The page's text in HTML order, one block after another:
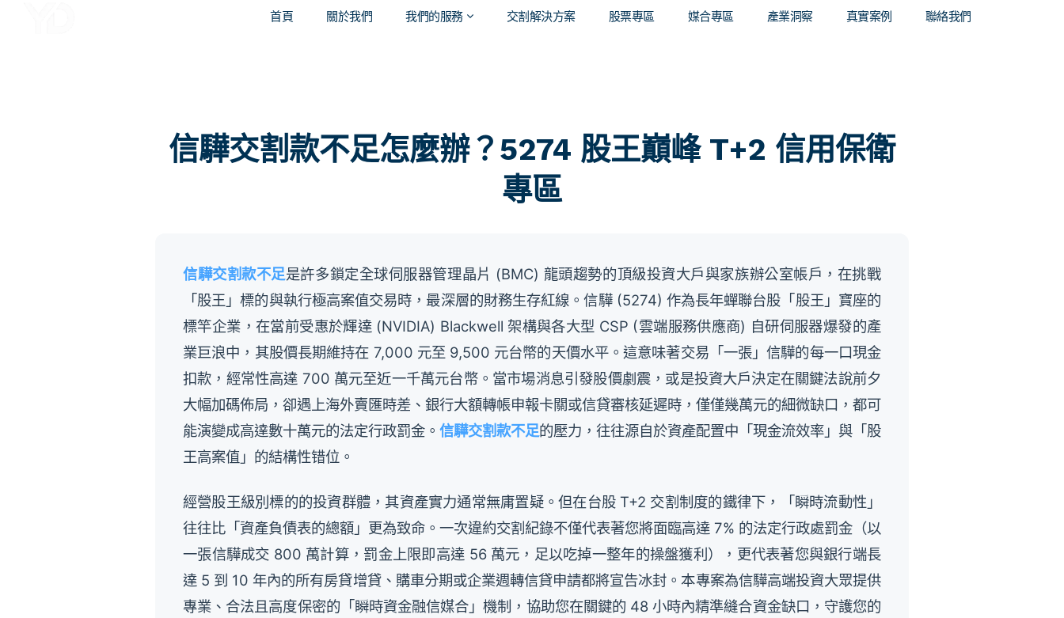
首頁 關於我們 我們的服務 交割解決方案 股票專區 媒合專區 產業洞察 真實案例 聯絡我們
信驊交割款不足怎麼辦？5274 股王巔峰 T+2 信用保衛
專區
信驊交割款不足是許多鎖定全球伺服器管理晶片 (BMC) 龍頭趨勢的頂級投資大戶與家族辦公室帳戶，在挑戰
「股王」標的與執行極高案值交易時，最深層的財務生存紅線。信驊 (5274) 作為長年蟬聯台股「股王」寶座的
標竿企業，在當前受惠於輝達 (NVIDIA) Blackwell 架構與各大型 CSP (雲端服務供應商) 自研伺服器爆發的產
業巨浪中，其股價長期維持在 7,000 元至 9,500 元台幣的天價水平。這意味著交易「一張」信驊的每一口現金
扣款，經常性高達 700 萬元至近一千萬元台幣。當市場消息引發股價劇震，或是投資大戶決定在關鍵法說前夕
大幅加碼佈局，卻遇上海外賣匯時差、銀行大額轉帳申報卡關或信貸審核延遲時，僅僅幾萬元的細微缺口，都可
能演變成高達數十萬元的法定行政罰金。 信驊交割款不足的壓力，往往源自於資產配置中「現金流效率」與「股
王高案值」的結構性错位。
經營股王級別標的的投資群體，其資產實力通常無庸置疑。但在台股 T+2 交割制度的鐵律下，「瞬時流動性」
往往比「資產負債表的總額」更為致命。一次違約交割紀錄不僅代表著您將面臨高達 7% 的法定行政處罰金（以
一張信驊成交 800 萬計算，罰金上限即高達 56 萬元，足以吃掉一整年的操盤獲利），更代表著您與銀行端長
達 5 到 10 年內的所有房貸增貸、購車分期或企業週轉信貸申請都將宣告冰封。本專案為信驊高端投資大眾提供
專業、合法且高度保密的「瞬時資金融信媒合」機制，協助您在關鍵的 48 小時內精準縫合資金缺口，守護您的